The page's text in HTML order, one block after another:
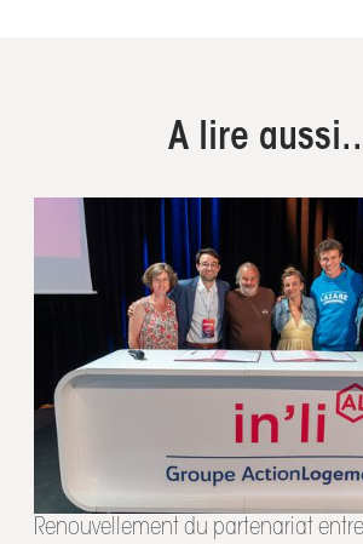
A lire
Renouvellement du partenariat